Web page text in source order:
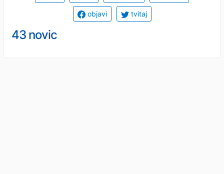
objavi tvitaj
43 novic